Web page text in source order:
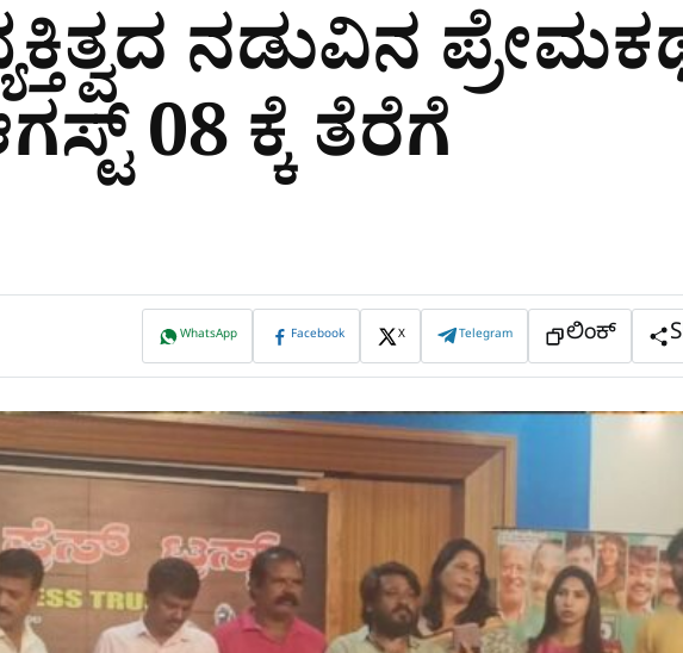
ನಡುವಿನ
08 ಕ್ಕೆ ತೆರೆಗೆ
WhatsApp Facebook X Telegram ಲಿಂಕ್